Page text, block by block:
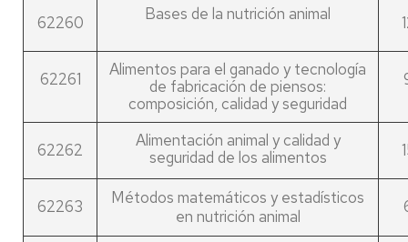
62260 Bases de la nutrición animal
62261
Alimentos para el ganado y tecnología
de fabricación de piensos:
composición, calidad y seguridad
62262
Alimentación animal y calidad y
seguridad de los alimentos
62263
Métodos matemáticos y estadísticos
en nutrición animal